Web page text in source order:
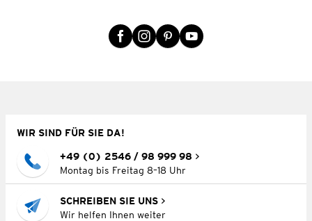
WIR SIND FÜR SIE DA!
+49 (0) 2546 / 98 999 98
Montag bis Freitag 8–18 Uhr
SCHREIBEN SIE UNS
Wir helfen Ihnen weiter